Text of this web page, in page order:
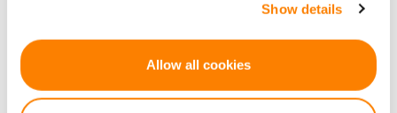
If you allow, we would also like to:
location which can be accurate to within several
Show details
Allow all cookies